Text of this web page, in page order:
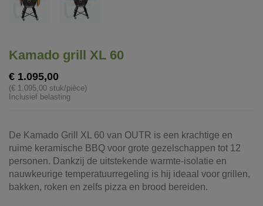
Kamado grill XL 60
€ 1.095,00
(€ 1.095,00 stuk/pièce)
Inclusief belasting
De Kamado Grill XL 60 van OUTR is een krachtige en
ruime keramische BBQ voor grote gezelschappen tot 12
personen. Dankzij de uitstekende warmte-isolatie en
nauwkeurige temperatuurregeling is hij ideaal voor grillen,
bakken, roken en zelfs pizza en brood bereiden.